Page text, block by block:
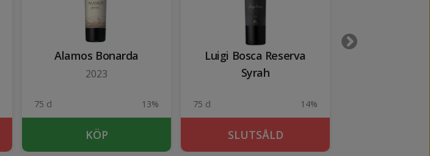
Alamos Bonarda
2023
75 cl 13%
KÖP
Luigi Bosca Reserva
Syrah
75 cl 14%
SLUTSÅLD